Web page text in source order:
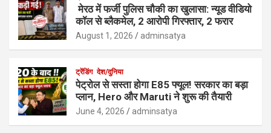
मेरठ में फर्जी पुलिस चौकी का खुलासा: न्यूड वीडियो
कॉल से ब्लैकमेल, 2 आरोपी गिरफ्तार, 2 फरार
August 1, 2026 adminsatya
ट्रेंडिंग देश/दुनिया
पेट्रोल से सस्ता होगा E85 फ्यूल! सरकार का बड़ा
प्लान, Hero और Maruti ने शुरू की तैयारी
June 4, 2026 adminsatya